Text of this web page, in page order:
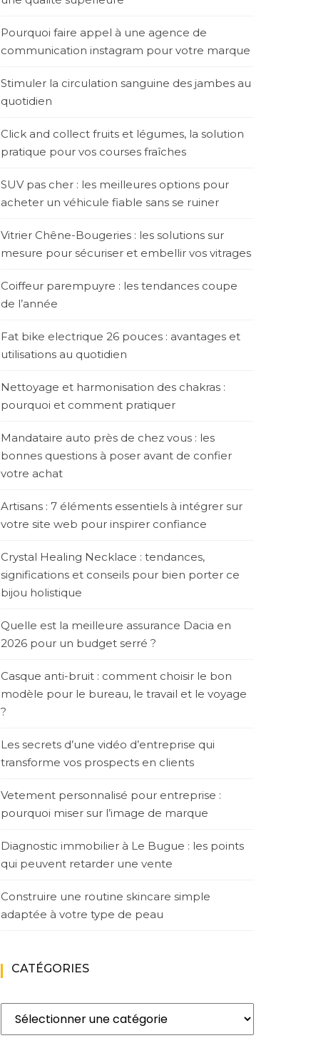
Pourquoi faire appel à une agence de
communication instagram pour votre marque
Stimuler la circulation sanguine des jambes au
quotidien
Click and collect fruits et légumes, la solution
pratique pour vos courses fraîches
SUV pas cher : les meilleures options pour
acheter un véhicule fiable sans se ruiner
Vitrier Chêne-Bougeries : les solutions sur
mesure pour sécuriser et embellir vos vitrages
Coiffeur parempuyre : les tendances coupe
de l’année
Fat bike electrique 26 pouces : avantages et
utilisations au quotidien
Nettoyage et harmonisation des chakras :
pourquoi et comment pratiquer
Mandataire auto près de chez vous : les
bonnes questions à poser avant de confier
votre achat
Artisans : 7 éléments essentiels à intégrer sur
votre site web pour inspirer confiance
Crystal Healing Necklace : tendances,
significations et conseils pour bien porter ce
bijou holistique
Quelle est la meilleure assurance Dacia en
2026 pour un budget serré ?
Casque anti-bruit : comment choisir le bon
modèle pour le bureau, le travail et le voyage
?
Les secrets d’une vidéo d’entreprise qui
transforme vos prospects en clients
Vetement personnalisé pour entreprise :
pourquoi miser sur l’image de marque
Diagnostic immobilier à Le Bugue : les points
qui peuvent retarder une vente
Construire une routine skincare simple
adaptée à votre type de peau
CATÉGORIES
Catégories